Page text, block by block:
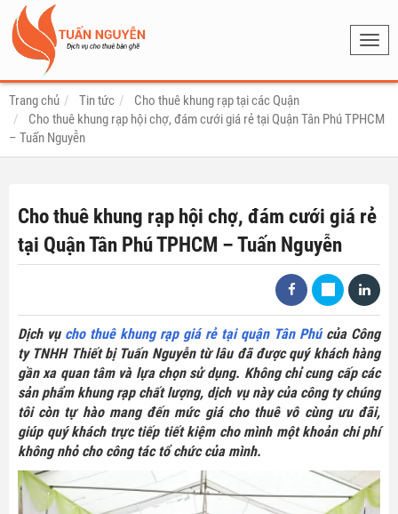
Trang chủ Tin tức
Cho thuê khung rạp tại các Quận
Cho thuê khung rạp hội chợ, đám cưới giá rẻ tại Quận Tân Phú TPHCM
– Tuấn Nguyễn
Cho thuê khung rạp hội chợ, đám cưới giá rẻ
tại Quận Tân Phú TPHCM – Tuấn Nguyễn
Dịch vụ cho thuê khung rạp giá rẻ tại quận Tân Phúcủa Công
ty TNHH Thiết bị Tuấn Nguyễn từ lâu đã được quý khách hàng
gần xa quan tâm và lựa chọn sử dụng. Không chỉ cung cấp các
sản phẩm khung rạp chất lượng, dịch vụ này của công ty chúng
tôi còn tự hào mang đến mức giá cho thuê vô cùng ưu đãi,
giúp quý khách trực tiếp tiết kiệm cho mình một khoản chi phí
không nhỏ cho công tác tổ chức của mình.